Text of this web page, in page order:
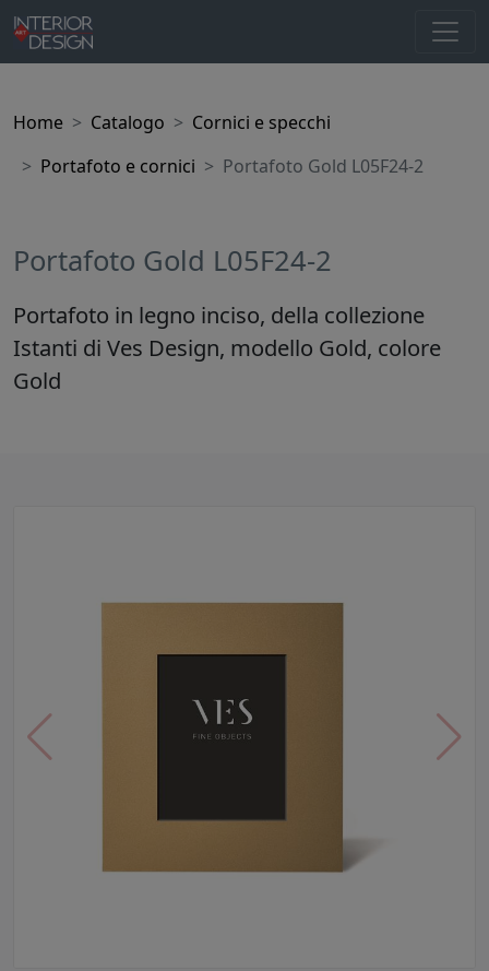
Home Catalogo
Cornici e specchi
Portafoto e cornici
Portafoto Gold L05F24-2
Portafoto Gold L05F24-2
Portafoto in legno inciso, della collezione
Istanti di Ves Design, modello Gold, colore
Gold